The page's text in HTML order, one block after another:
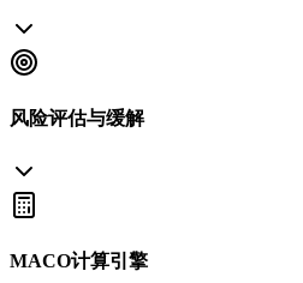
风险评估与缓解
MACO计算引擎